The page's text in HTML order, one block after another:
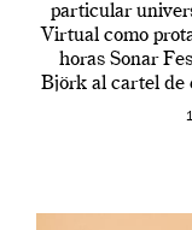
particular
Virtual como
horas Sonar
Björk al cartel de
en una de